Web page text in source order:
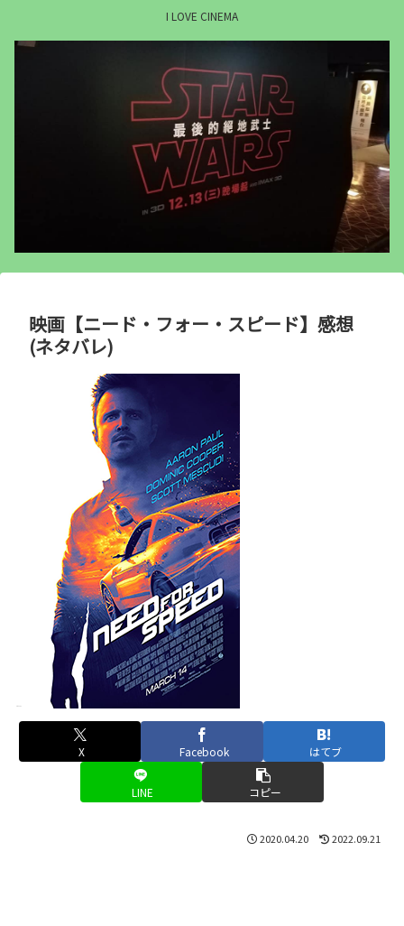
I LOVE CINEMA
映画【ニード・フォー・スピード】感想
(ネタバレ)
X Facebook はてブ
LINE コピー
2020.04.20 2022.09.21